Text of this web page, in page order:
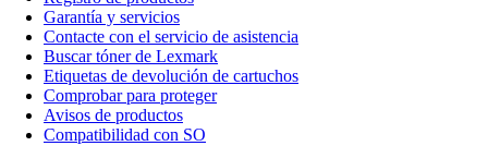
Garantía y servicios
Contacte con el servicio de asistencia
Buscar tóner de Lexmark
Etiquetas de devolución de cartuchos
Comprobar para proteger
Avisos de productos
Compatibilidad con SO